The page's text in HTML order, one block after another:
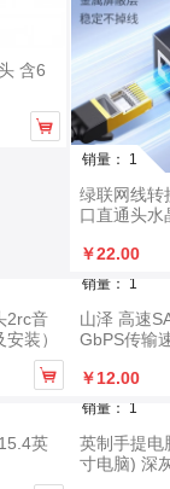
含6

销量： 1
绿联网线转
口直通头水
￥22.00
装）

销量： 1
山泽 高速
GbPS传输
￥12.00
英
销量： 1
英制手提电
寸电脑) 深